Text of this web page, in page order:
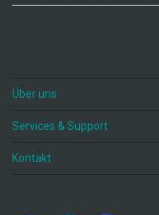
Über uns
Services & Support
Kontakt